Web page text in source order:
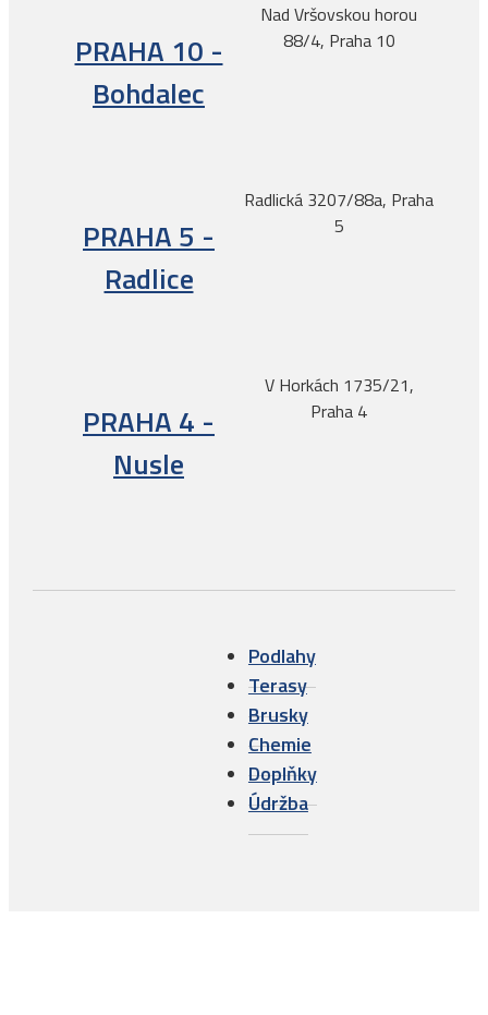
PRAHA 10 -
Bohdalec
Nad Vršovskou horou
88/4, Praha 10
PRAHA 5 -
Radlice
Radlická 3207/88a, Praha
5
PRAHA 4 -
Nusle
V Horkách 1735/21,
Praha 4
Podlahy
Terasy
Brusky
Chemie
Doplňky
Údržba